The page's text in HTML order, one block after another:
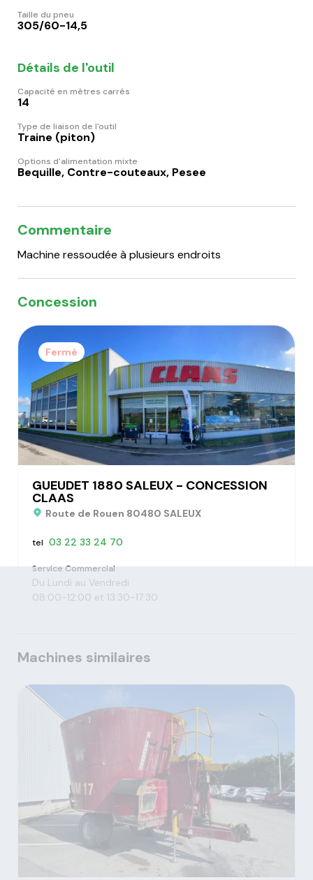
Taille du pneu
305/60-14,5
Détails de l'outil
Capacité en mètres carrés
14
Type de liaison de l'outil
Traine (piton)
Options d'alimentation mixte
Bequille, Contre-couteaux, Pesee
Commentaire
Concession
Fermé
GUEUDET 1880 SALEUX - CONCESSION
CLAAS
Route de Rouen 80480 SALEUX
tel 03 22 33 24 70
Service Commercial
Du Lundi au Vendredi :
08:00-12:00 et 13:30-17:30
Machines similaires